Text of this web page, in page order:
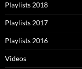
Playlists 2018
Playlists 2017
Playlists 2016
Videos